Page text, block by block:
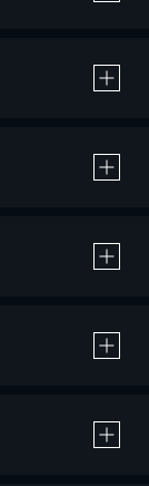
購入 / レンタルです。
ポイント還元です。